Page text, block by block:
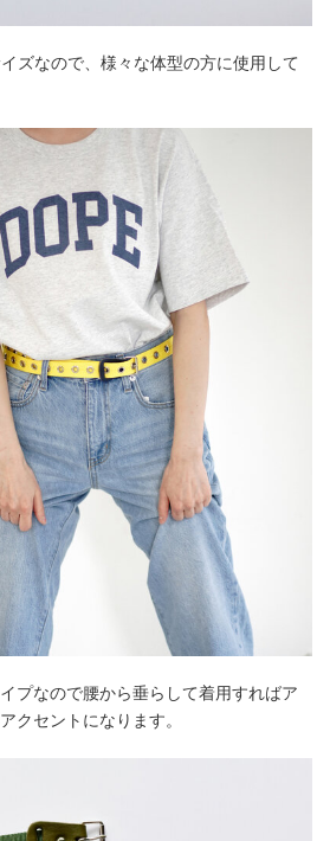
ズなので、様々な体型の方に使用して
プなので腰から垂らして着用すればア
クセントになります。